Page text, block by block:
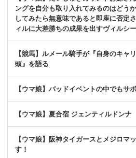
ングを自分も取り入れてみるのはどう
してみたら無意味であると即座に否定
ィルに大差勝ちの成果を出すヴィルシ
【競馬】ルメール騎手が『自身のキャ
頭』を語る
【ウマ娘】バッドイベントの中でもサ
【ウマ娘】夏合宿 ジェンティルドンナ
【ウマ娘】阪神タイガースとメジロマ
す！